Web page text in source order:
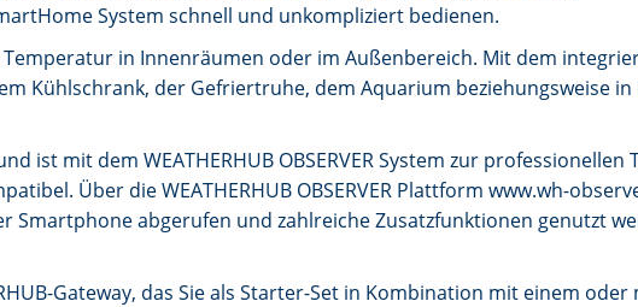
System schnell und unkompliziert bedienen.
in Innenräumen oder im Außenbereich. Mit dem
Kühlschrank, der Gefriertruhe, dem Aquarium beziehungsweise in
ist mit dem WEATHERHUB OBSERVER System zur
Über die WEATHERHUB OBSERVER Plattform www.wh-
Smartphone abgerufen und zahlreiche Zusatzfunktionen genutzt
Gateway, das Sie als Starter-Set in Kombination mit einem